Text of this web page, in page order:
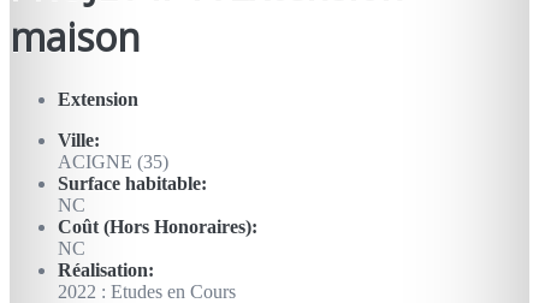
maison
Extension
Ville:
ACIGNE (35)
Surface habitable:
NC
Coût (Hors Honoraires):
NC
Réalisation:
2022 : Etudes en Cours